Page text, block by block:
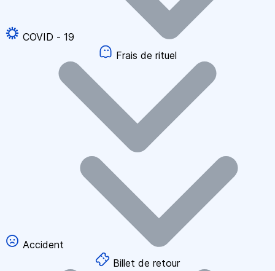
COVID - 19
Frais de rituel
Accident
Billet de retour